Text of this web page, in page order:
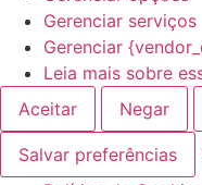
Gerenciar serviços
Gerenciar
Leia mais sobre
Aceitar
Negar
Salvar preferências